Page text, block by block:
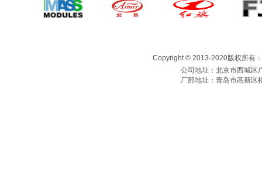
Copyright © 2013-2020版权所有
公司地址：北京市西城区
厂部地址：青岛市高新区